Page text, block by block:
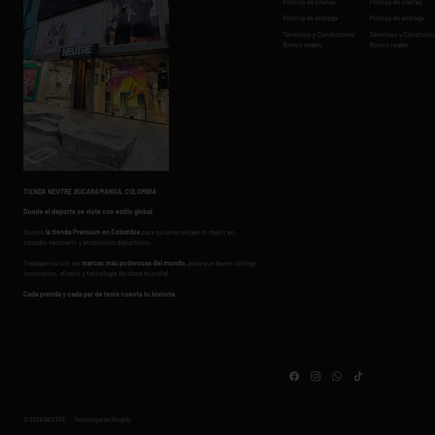
TIENDA NEUTRE BUCARAMANGA, COLOMBIA
Donde el deporte se viste con estilo global.
Somos la tienda Premium en Colombia para quienes exigen lo mejor en
calzado, vestuario y accesorios deportivos.
Trabajamos con las marcas más poderosas del mundo, para que lleves contigo
innovación, diseño y tecnología de clase mundial.
Cada prenda y cada par de tenis cuenta tu historia.
Política de ofertas
Política de entrega
Términos y Condiciones
Bonos regalo
Política de ofertas
Política de entrega
Términos y
Bonos regalo
FacebookInstagramWhatsAppTikTok
© 2026 NEUTRE. Tecnología de Shopify